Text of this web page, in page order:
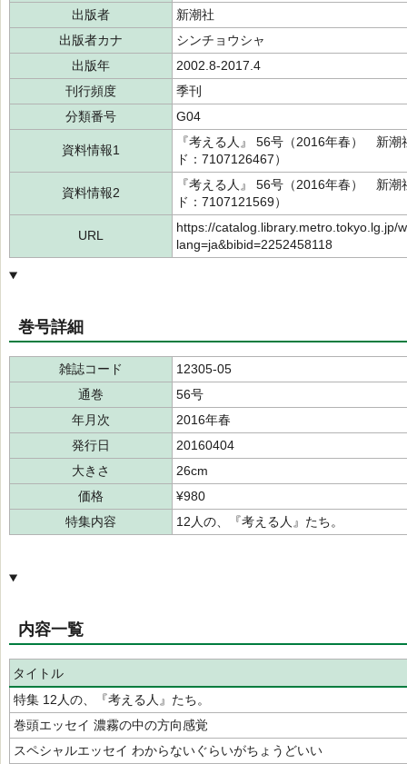
出版者
新潮社
出版者カナ
シンチョウシャ
出版年
2002.8-2017.4
刊行頻度
季刊
分類番号
G04
資料情報1
『考える人』 56号（2016年春） 新
ド：7107126467）
資料情報2
『考える人』 56号（2016年春） 新
ド：7107121569）
URL
https://catalog.library.metro.tokyo.lg.jp/
lang=ja&bibid=2252458118
巻号詳細
雑誌コード
12305-05
通巻
56号
年月次
2016年春
発行日
20160404
大きさ
26cm
価格
¥980
特集内容
12人の、『考える人』たち。
内容一覧
タイトル
特集 12人の、『考える人』たち。
巻頭エッセイ 濃霧の中の方向感覚
スペシャルエッセイ わからないぐらいがちょうどいい